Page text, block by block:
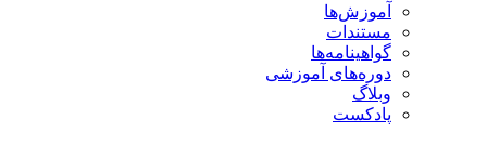
آموزش‌ها
مستندات
گواهینامه‌ها
دوره‌های آموزشی
وبلاگ
پادکست